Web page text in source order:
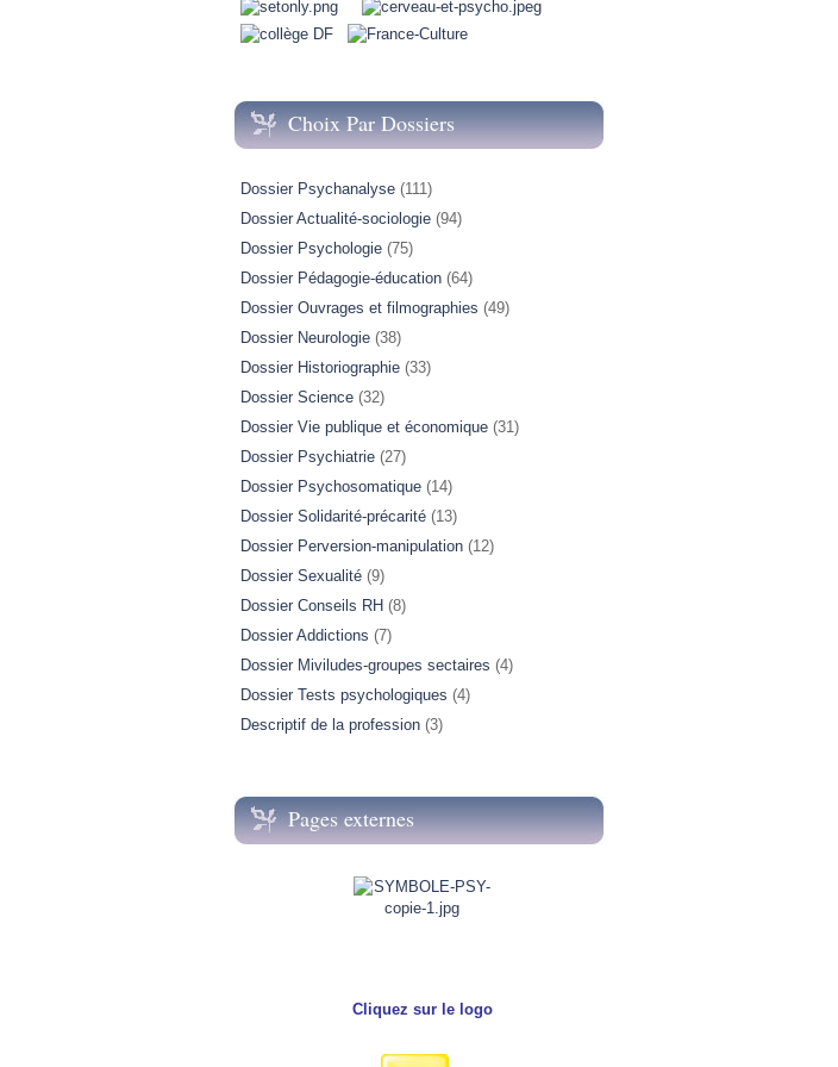
Choix Par Dossiers
Dossier Psychanalyse (111)
Dossier Actualité-sociologie (94)
Dossier Psychologie (75)
Dossier Pédagogie-éducation (64)
Dossier Ouvrages et filmographies (49)
Dossier Neurologie (38)
Dossier Historiographie (33)
Dossier Science (32)
Dossier Vie publique et économique (31)
Dossier Psychiatrie (27)
Dossier Psychosomatique (14)
Dossier Solidarité-précarité (13)
Dossier Perversion-manipulation (12)
Dossier Sexualité (9)
Dossier Conseils RH (8)
Dossier Addictions (7)
Dossier Miviludes-groupes sectaires (4)
Dossier Tests psychologiques (4)
Descriptif de la profession (3)
Pages externes
Cliquez sur le logo